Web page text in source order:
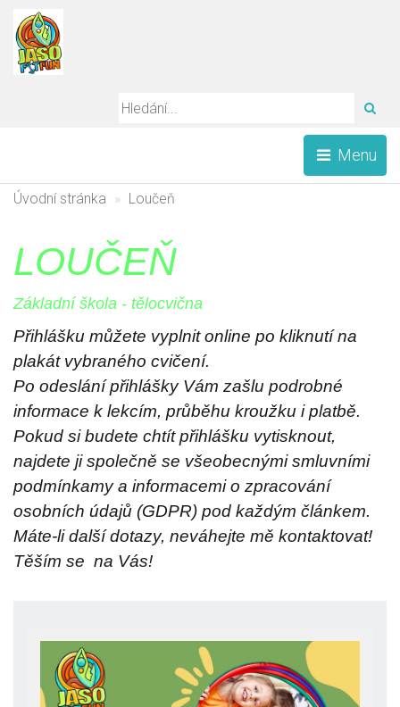
Menu
Úvodní stránka Loučeň
LOUČEŇ
Základní škola - tělocvična
Přihlášku můžete vyplnit online po kliknutí na
plakát vybraného cvičení.
Po odeslání přihlášky Vám zašlu podrobné
informace k lekcím, průběhu kroužku i platbě.
Pokud si budete chtít přihlášku vytisknout,
najdete ji společně se všeobecnými smluvními
podmínkamy a informacemi o zpracování
osobních údajů (GDPR) pod každým článkem.
Máte-li další dotazy, neváhejte mě kontaktovat!
Těším se na Vás!